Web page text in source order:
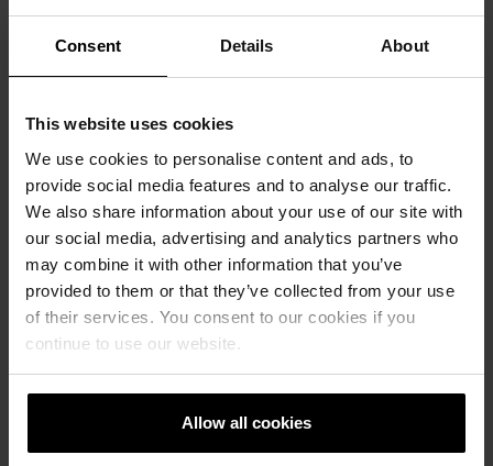
Consent Details About
This website uses cookies
We use cookies to personalise content and ads, to
provide social media features and to analyse our traffic.
We also share information about your use of our site with
our social media, advertising and analytics partners who
may combine it with other information that you’ve
provided to them or that they’ve collected from your use
of their services. You consent to our cookies if you
continue to use our website.
Allow all cookies
Compara si decide
Poti alege intre mai multe tipuri de pavaj si nisip
pentru rosturi asfel incat sa poti lua cea mai
buna decizie.